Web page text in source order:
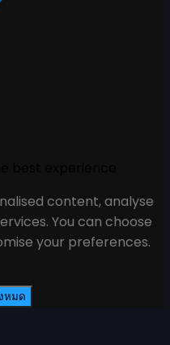
content, analyse
You can choose
your preferences.
หมด